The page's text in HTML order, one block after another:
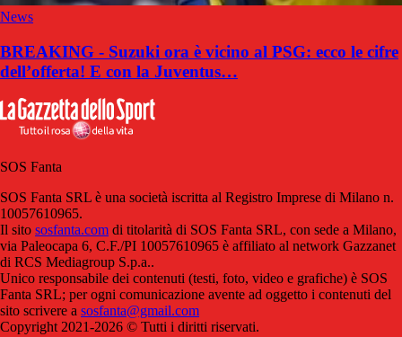
News
BREAKING - Suzuki ora è vicino al PSG: ecco le cifre
dell’offerta! E con la Juventus…
SOS Fanta
SOS Fanta SRL è una società iscritta al Registro Imprese di Milano n.
10057610965.
Il sito sosfanta.com di titolarità di SOS Fanta SRL, con sede a Milano,
via Paleocapa 6, C.F./PI 10057610965 è affiliato al network Gazzanet
di RCS Mediagroup S.p.a..
Unico responsabile dei contenuti (testi, foto, video e grafiche) è SOS
Fanta SRL; per ogni comunicazione avente ad oggetto i contenuti del
sito scrivere a sosfanta@gmail.com
Copyright 2021-2026 © Tutti i diritti riservati.